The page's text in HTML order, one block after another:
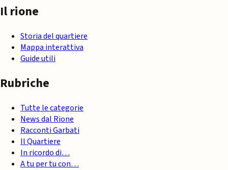
Il rione
Storia del quartiere
Mappa interattiva
Guide utili
Rubriche
Tutte le categorie
News dal Rione
Racconti Garbati
Il Quartiere
In ricordo di…
A tu per tu con…